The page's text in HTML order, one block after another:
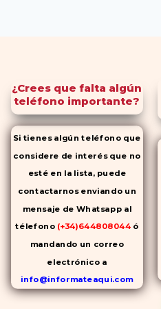
¿Crees que falta algún
teléfono importante?
Si tienes algún teléfono que
considere de interés que no
esté en la lista, puede
contactarnos enviando un
mensaje de Whatsapp al
télefono (+34)644808044 ó
mandando un correo
electrónico a
info@informateaqui.com
Mientras que antes la